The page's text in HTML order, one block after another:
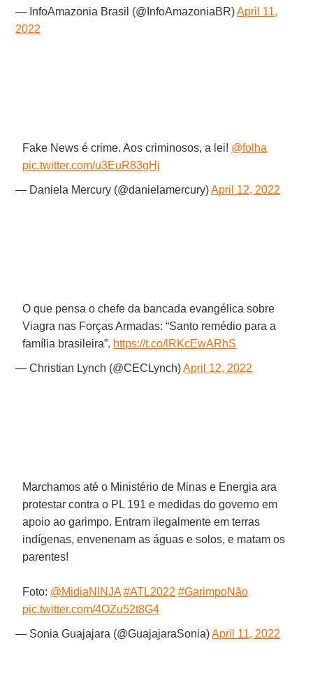
— InfoAmazonia Brasil (@InfoAmazoniaBR)April 11,
2022
Fake News é crime. Aos criminosos, a lei! @folha
pic.twitter.com/u3EuR83gHj
— Daniela Mercury (@danielamercury)April 12, 2022
O que pensa o chefe da bancada evangélica sobre
Viagra nas Forças Armadas: “Santo remédio para a
família brasileira”. https://t.co/lRKcEwARhS
— Christian Lynch (@CECLynch)April 12, 2022
Marchamos até o Ministério de Minas e Energia ara
protestar contra o PL 191 e medidas do governo em
apoio ao garimpo. Entram ilegalmente em terras
indígenas, envenenam as águas e solos, e matam os
parentes!
Foto: @MidiaNINJA #ATL2022 #GarimpoNão
pic.twitter.com/4OZu52t8G4
— Sonia Guajajara (@GuajajaraSonia)April 11, 2022